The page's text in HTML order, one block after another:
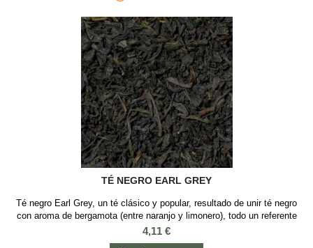
TÉ NEGRO EARL GREY
Té negro Earl Grey, un té clásico y popular, resultado de unir té negro
con aroma de bergamota (entre naranjo y limonero), todo un referente
en el tradicional desayuno inglés o en la hora del té con sabor a
bergamota Ingredientes: Té negro y aroma de bergamota
Precio
4,11 €